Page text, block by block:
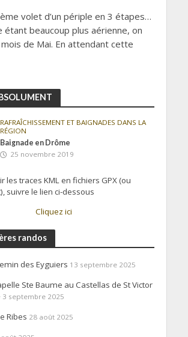
volet d’un périple en 3 étapes…
étant beaucoup plus aérienne, on
de Mai. En attendant cette
RAFRAÎCHISSEMENT ET BAIGNADES DANS LA
RÉGION
Baignade en Drôme
25 novembre 2019
les traces KML en fichiers GPX (ou
suivre le lien ci-dessous
Cliquez ici
randos
des Eyguiers 13 septembre 2025
Ste Baume au Castellas de St Victor
3 septembre 2025
Ribes 28 août 2025